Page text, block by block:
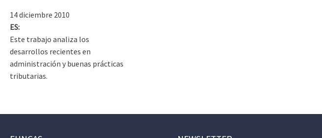
14 diciembre 2010
ES:
Este trabajo analiza los
desarrollos recientes en
administración y buenas prácticas
tributarias.